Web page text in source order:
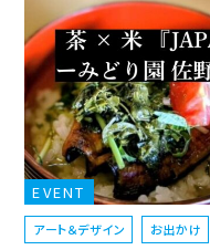
EVENT
アート＆デザイン お出かけ